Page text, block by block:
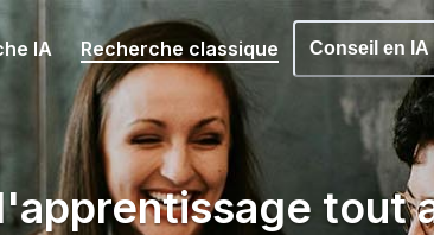
IA Recherche classique Conseil en IA
tout